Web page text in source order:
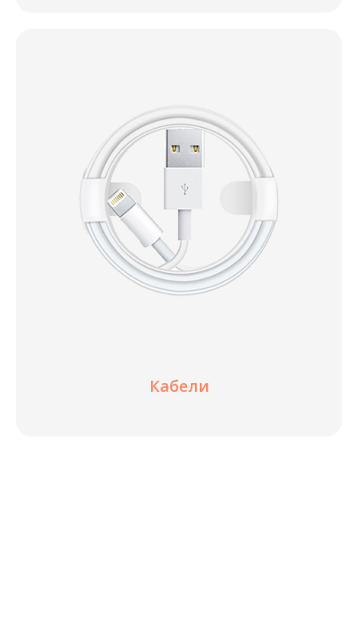
Кабели